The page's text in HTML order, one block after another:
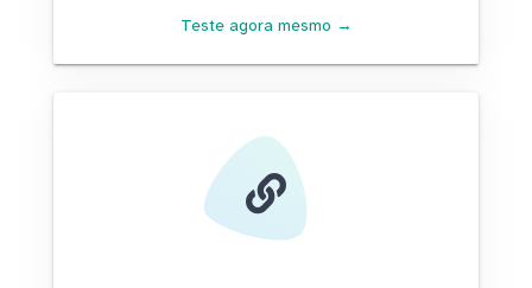
Teste agora mesmo →